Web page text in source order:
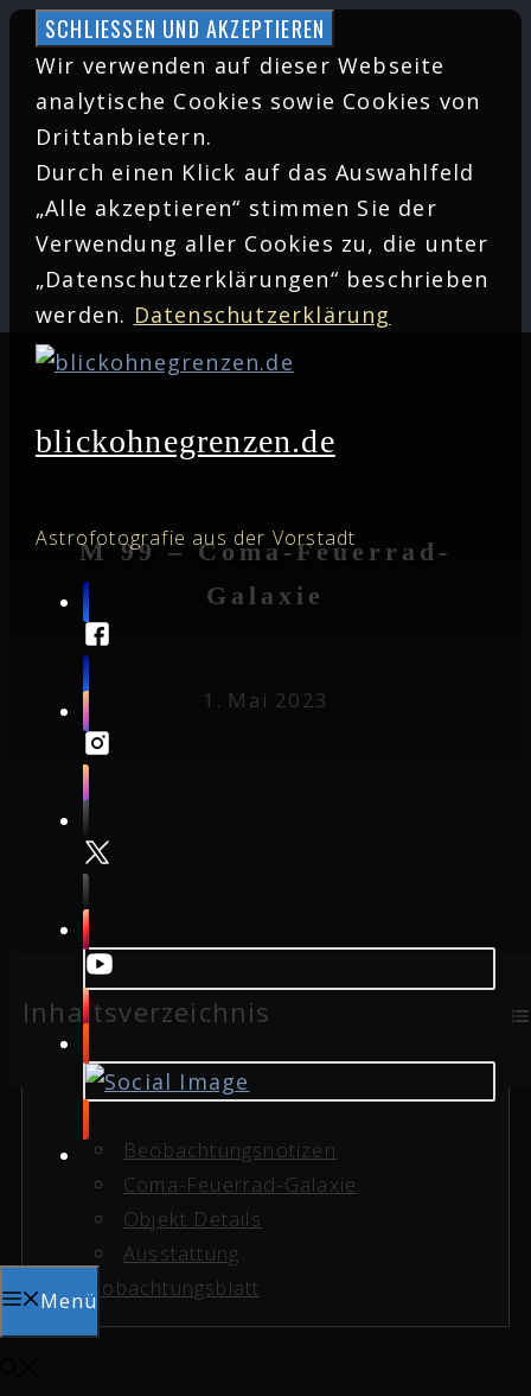
Zum
Inhalt
springen
Wir verwenden auf dieser Webseite
analytische Cookies sowie Cookies von
Drittanbietern.
Durch einen Klick auf das Auswahlfeld
„Alle akzeptieren“ stimmen Sie der
Verwendung aller Cookies zu, die unter
„Datenschutzerklärungen“ beschrieben
werden. Datenschutzerklärung
blickohnegrenzen.de
Astrofotografie aus der Vorstadt
Menü
M 99 – Coma-Feuerrad-
Galaxie
1. Mai 2023
Inhaltsverzeichnis
Beobachtungsnotizen
Coma-Feuerrad-Galaxie
Objekt Details
Ausstattung
Beobachtungsblatt